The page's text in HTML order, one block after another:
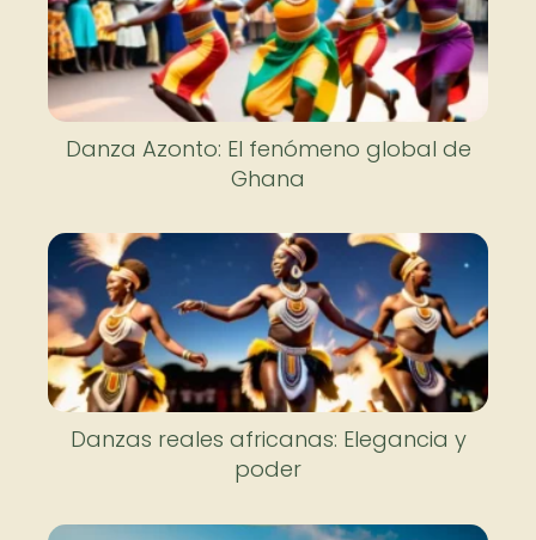
Danza Azonto: El fenómeno global de
Ghana
Danzas reales africanas: Elegancia y
poder